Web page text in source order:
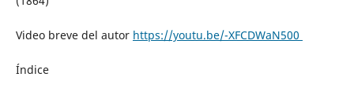
Video breve del autor https://youtu.be/-XFCDWaN500
Índice